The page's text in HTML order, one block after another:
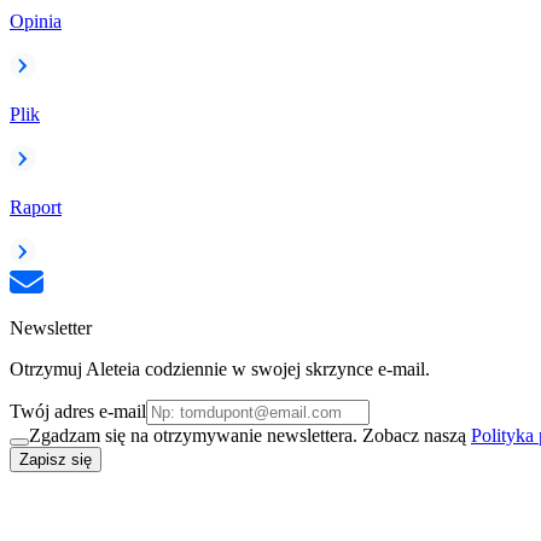
Opinia
Plik
Raport
Newsletter
Otrzymuj Aleteia codziennie w swojej skrzynce e-mail.
Twój adres e-mail
Zgadzam się na otrzymywanie newslettera. Zobacz naszą Polityka
Zapisz się